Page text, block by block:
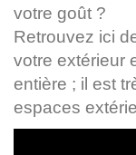
votre goût ?
Retrouvez ici
votre extérieur
entière ; il est
espaces